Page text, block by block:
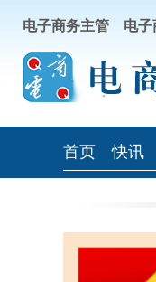
电子商务主管 电子
首页 快讯